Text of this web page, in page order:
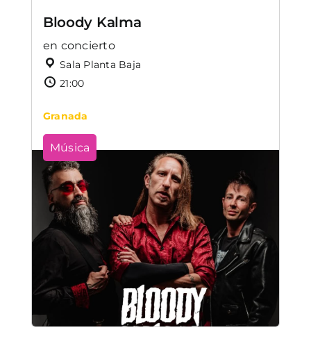
Bloody Kalma
en concierto
Sala Planta Baja
21:00
Granada
Música